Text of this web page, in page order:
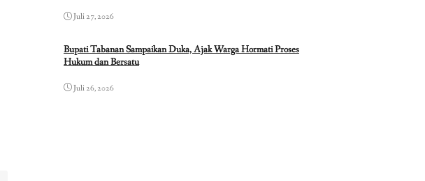
Juli 27, 2026
Bupati Tabanan Sampaikan Duka, Ajak Warga Hormati Proses
Hukum dan Bersatu
Juli 26, 2026